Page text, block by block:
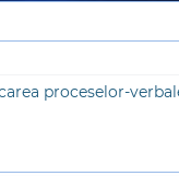
proceselor-